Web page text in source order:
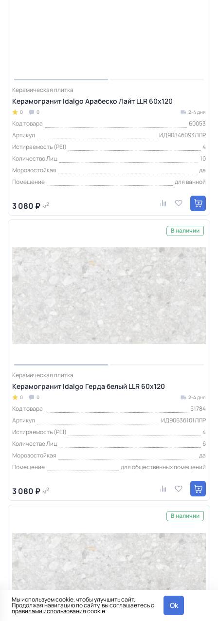
Керамическая плитка
Керамогранит Idalgo Арабеско Лайт LLR 60x120
0 0 2-4 дня
Код товара
60053
Артикул
ИД9084б093ЛЛР
Истираемость (PEI)
4
Количество Лиц
10
Морозостойкая
да
Помещение
для ванной
3 080 ₽ м2
В наличии
Керамическая плитка
Керамогранит Idalgo Герда белый LLR 60x120
0 0 2-4 дня
Код товара
51784
Артикул
ИД9063б101ЛЛР
Истираемость (PEI)
4
Количество Лиц
6
Морозостойкая
да
Помещение
для общественных помещений
3 080 ₽ м2
В наличии
Мы используем cookie, чтобы улучшить сайт.
Продолжая навигацию по сайту, вы соглашаетесь с
правилами использованияcookie.
Ok